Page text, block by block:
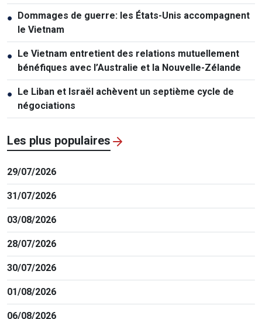
● Dommages de guerre: les États-Unis accompagnent
le Vietnam
● Le Vietnam entretient des relations mutuellement
bénéfiques avec l’Australie et la Nouvelle-Zélande
● Le Liban et Israël achèvent un septième cycle de
négociations
Les plus populaires
29/07/2026
31/07/2026
03/08/2026
28/07/2026
30/07/2026
01/08/2026
06/08/2026